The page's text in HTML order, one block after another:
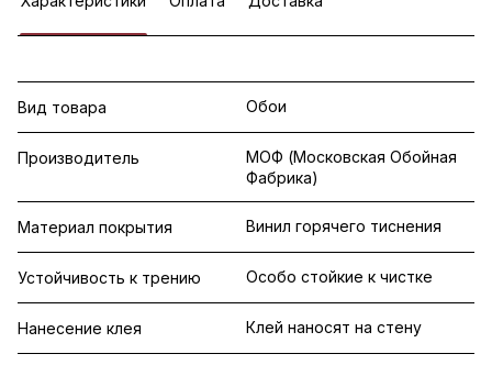
Вид товара Обои
Производитель
МОФ (Московская Обойная
Фабрика)
Материал покрытия Винил горячего тиснения
Устойчивость к трению Особо стойкие к чистке
Нанесение клея Клей наносят на стену